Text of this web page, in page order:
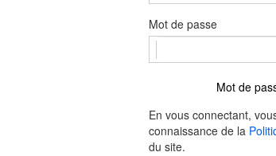
Mot de passe
Mot de
En vous connectant,
connaissance de la
du site.